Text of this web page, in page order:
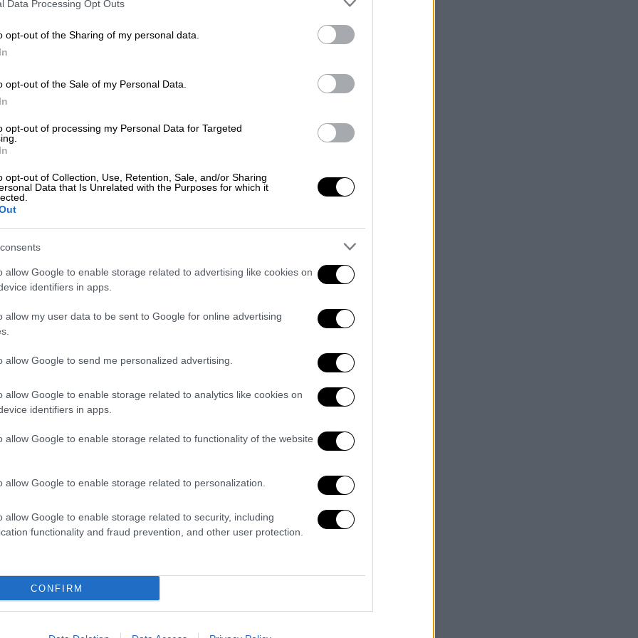
Data Processing Opt Outs
opt-out of the Sharing of my personal data.
opt-out of the Sale of my Personal Data.
opt-out of processing my Personal Data for Targeted
opt-out of Collection, Use, Retention, Sale, and/or Sharing
Data that Is Unrelated with the Purposes for which it
allow Google to enable storage related to advertising like cookies on
identifiers in apps.
allow my user data to be sent to Google for online advertising
allow Google to send me personalized advertising.
allow Google to enable storage related to analytics like cookies on
identifiers in apps.
allow Google to enable storage related to functionality of the website
allow Google to enable storage related to personalization.
allow Google to enable storage related to security, including
functionality and fraud prevention, and other user protection.
CONFIRM
του προς την
video
του ο Σαρλ Μισέλ αναφέρει:
Κύπρο
κατά τη διάρκεια της επίσκεψης του
επίλυσης.Η λύση δύο κρατών
πλήρως τα σχετικά ψηφίσματα
during call with@AnastasiadesCY
future settlement talks
is a no go